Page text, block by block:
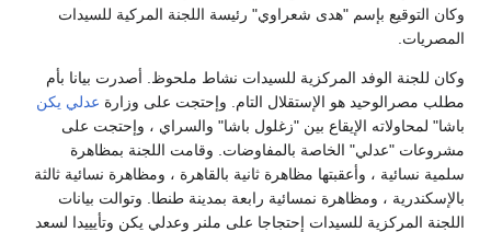
وكان التوقيع بإسم "هدى شعراوي" رئيسة اللجنة المركية للسيدات
المصريات.
وكان للجنة الوفد المركزية للسيدات نشاط ملحوظ. أصدرت بيانا بأم
مطلب مصرالوحيد هو الإستقلال التام. وإحتجت على وزارة عدلي يكن
باشا" لمحاولاته الإيقاع بين "زغلول باشا" والسراي ، وإحتجت على
مشروعات "عدلي" الخاصة بالمفاوضات. وقامت اللجنة بمظاهرة
سلمية نسائية ، وأعقبتها مظاهرة ثانية بالقاهرة ، ومظاهرة نسائية ثالثة
بالإسكندرية ، ومظاهرة نمسائية رابعة بمدينة طنطا. وتوالت بيانات
اللجنة المركزية للسيدات إحتجاجا على ملنر وعدلي يكن وتأيييدا لسعد